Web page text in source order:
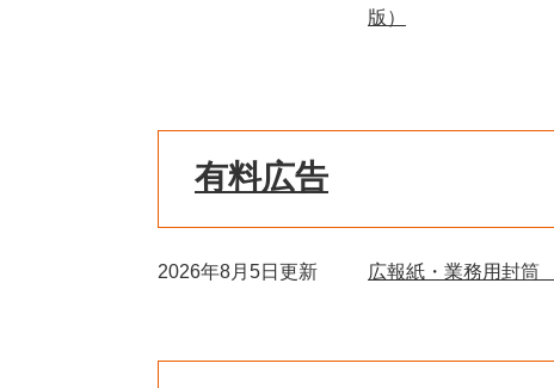
版）
有料広告
2026年8月5日更新 広報紙・業務用封筒